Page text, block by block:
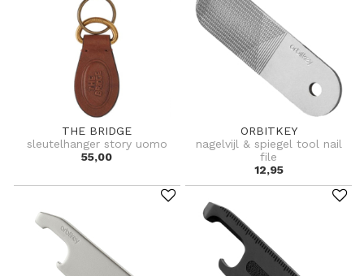
THE BRIDGE
sleutelhanger story uomo
55,00
ORBITKEY
nagelvijl & spiegel tool nail
file
12,95